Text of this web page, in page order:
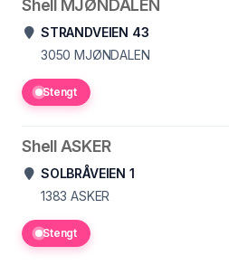
Shell MJØNDALEN
STRANDVEIEN 43
3050 MJØNDALEN
Stengt
Shell ASKER
SOLBRÅVEIEN 1
1383 ASKER
Stengt